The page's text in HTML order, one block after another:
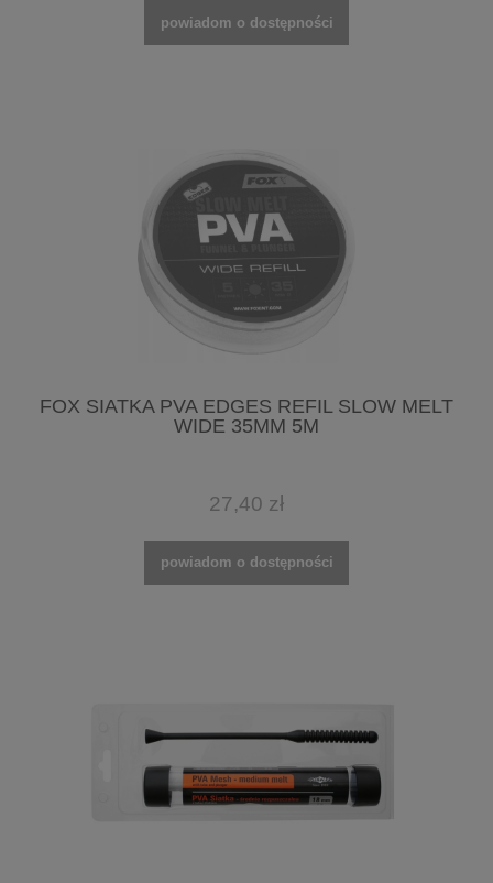
powiadom o dostępności
FOX SIATKA PVA EDGES REFIL SLOW MELT
WIDE 35MM 5M
27,40 zł
powiadom o dostępności